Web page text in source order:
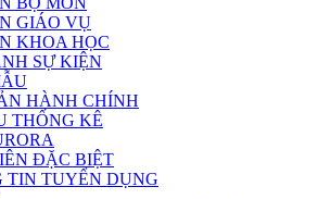
GIÁO VỤ
KHOA HỌC
SỰ KIỆN
HÀNH CHÍNH
THỐNG KÊ
ĐẶC BIỆT
TIN TUYỂN DỤNG